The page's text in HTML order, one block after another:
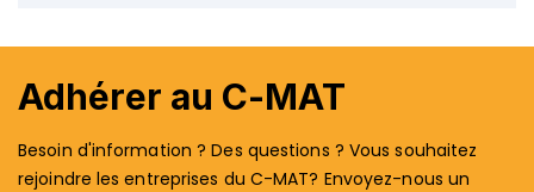
Adhérer au C-MAT
Besoin d'information ? Des questions ? Vous souhaitez
rejoindre les entreprises du C-MAT? Envoyez-nous un